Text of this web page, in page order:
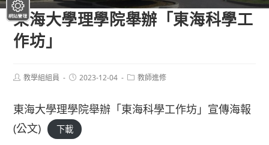
東海大學理學院舉辦「東海科學工
作坊」
Post教學組組員
Post2023-12-04
Post教師進修
東海大學理學院舉辦「東海科學工作坊」宣傳海報
(公文)
下載